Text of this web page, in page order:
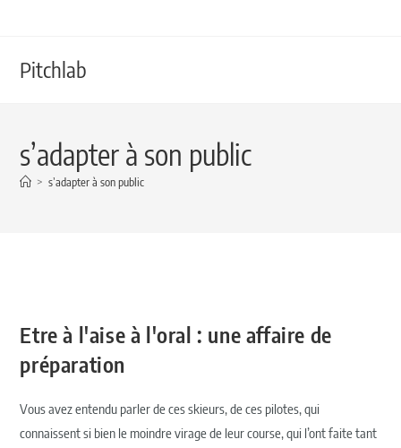
Pitchlab
s’adapter à son public
> s’adapter à son public
Etre à l'aise à l'oral : une affaire de
préparation
Vous avez entendu parler de ces skieurs, de ces pilotes, qui
connaissent si bien le moindre virage de leur course, qui l’ont faite tant